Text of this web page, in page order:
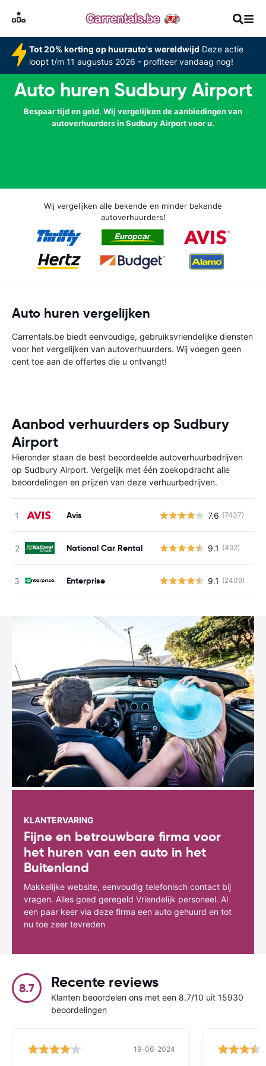
Tot 20% korting op huurauto's wereldwijd Deze actie
loopt t/m 11 augustus 2026 - profiteer vandaag nog!
Auto huren Sudbury Airport
Bespaar tijd en geld. Wij vergelijken de aanbiedingen van
autoverhuurders in Sudbury Airport voor u.
Wij vergelijken alle bekende en minder bekende
autoverhuurders!
Auto huren vergelijken
Carrentals.be biedt eenvoudige, gebruiksvriendelijke diensten
voor het vergelijken van autoverhuurders. Wij voegen geen
cent toe aan de offertes die u ontvangt!
Aanbod verhuurders op Sudbury
Airport
Hieronder staan de best beoordeelde autoverhuurbedrijven
op Sudbury Airport. Vergelijk met één zoekopdracht alle
beoordelingen en prijzen van deze verhuurbedrijven.
Avis 7.6 (7437)
National Car Rental 9.1 (492)
Enterprise 9.1 (2409)
KLANTERVARING
Fijne en betrouwbare firma voor
het huren van een auto in het
Buitenland
Makkelijke website, eenvoudig telefonisch contact bij
vragen. Alles goed geregeld Vriendelijk personeel. Al
een paar keer via deze firma een auto gehuurd en tot
nu toe zeer tevreden
8.7 Recente reviews
Klanten beoordelen ons met een 8.7/10 uit 15930
beoordelingen
19-06-2024